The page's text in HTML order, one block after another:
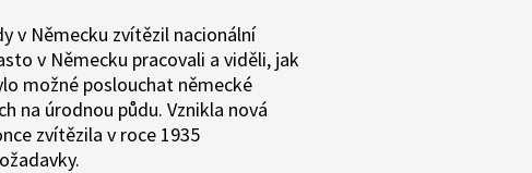
v Německu zvítězil nacionální
v Německu pracovali a viděli, jak
možné poslouchat německé
na úrodnou půdu. Vznikla nová
zvítězila v roce 1935